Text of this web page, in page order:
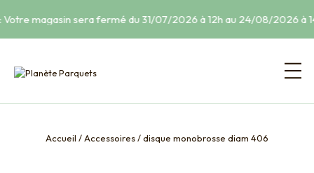
Votre magasin sera fermé du 31/07/2026 à 12h au 24/08/2026 à
Accueil /Accessoires/disque monobrosse diam 406